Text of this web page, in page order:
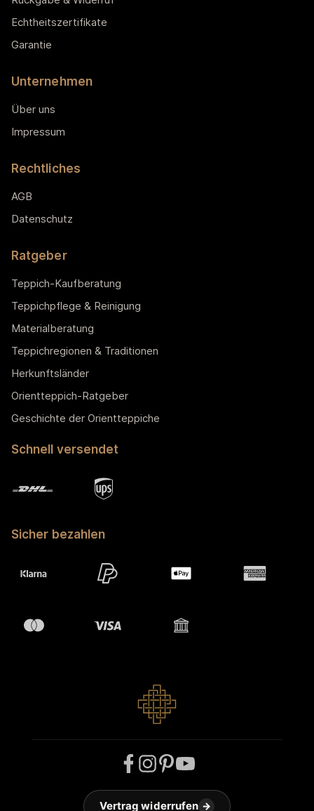
Echtheitszertifikate
Garantie
Unternehmen
Über uns
Impressum
Rechtliches
AGB
Datenschutz
Ratgeber
Teppich-Kaufberatung
Teppichpflege & Reinigung
Materialberatung
Teppichregionen & Traditionen
Herkunftsländer
Orientteppich-Ratgeber
Geschichte der Orientteppiche
Schnell versendet
Sicher bezahlen
Vertrag widerrufen →